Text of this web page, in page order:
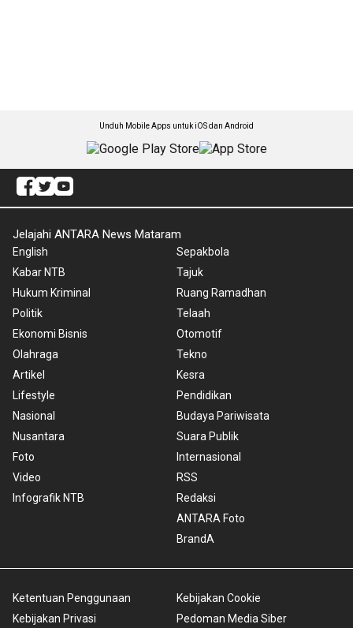
Unduh Mobile Apps untuk iOS dan Android
Jelajahi ANTARA News Mataram
English
Kabar NTB
Hukum Kriminal
Politik
Ekonomi Bisnis
Olahraga
Artikel
Lifestyle
Nasional
Nusantara
Foto
Video
Infografik NTB
Sepakbola
Tajuk
Ruang Ramadhan
Telaah
Otomotif
Tekno
Kesra
Pendidikan
Budaya Pariwisata
Suara Publik
Internasional
RSS
Redaksi
ANTARA Foto
BrandA
Ketentuan Penggunaan
Kebijakan Privasi
Kebijakan Cookie
Pedoman Media Siber